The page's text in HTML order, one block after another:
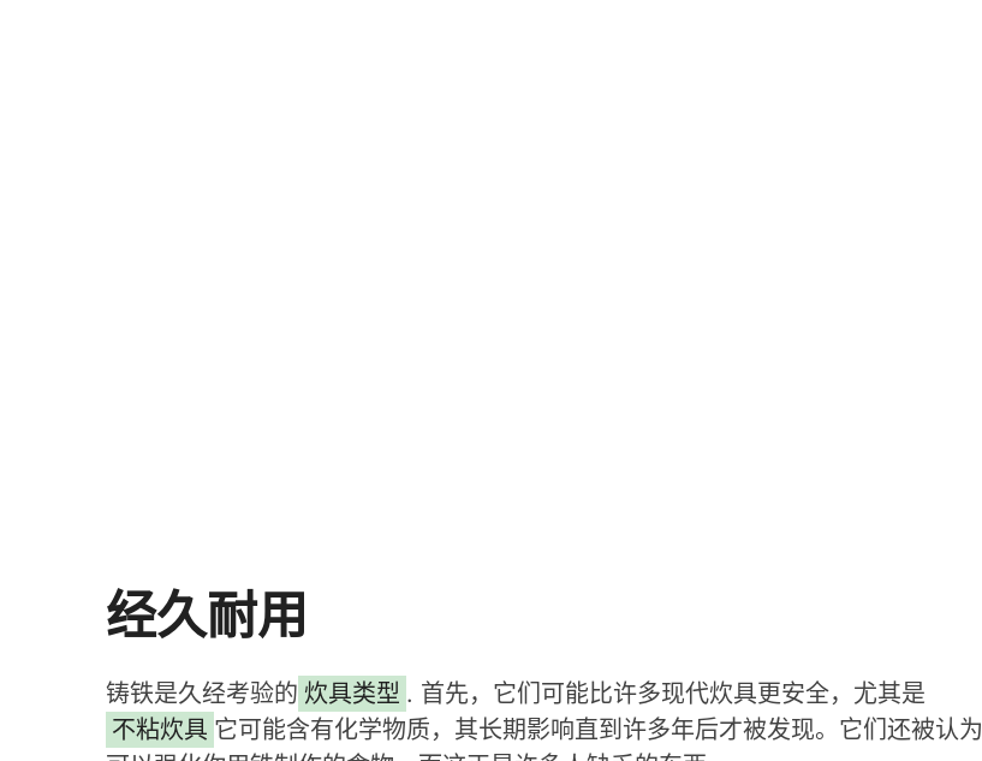
经久耐用
铸铁是久经考验的 炊具类型 . 首先，它们可能比许多现代炊具更安全，尤其是
不粘炊具 它可能含有化学物质，其长期影响直到许多年后才被发现。它们还被认为